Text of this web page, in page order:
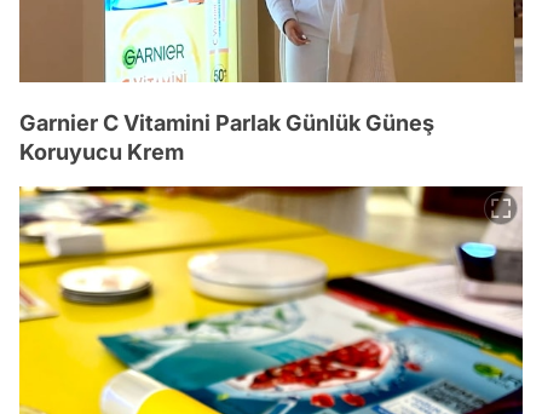
Garnier C Vitamini Parlak Günlük Güneş
Koruyucu Krem